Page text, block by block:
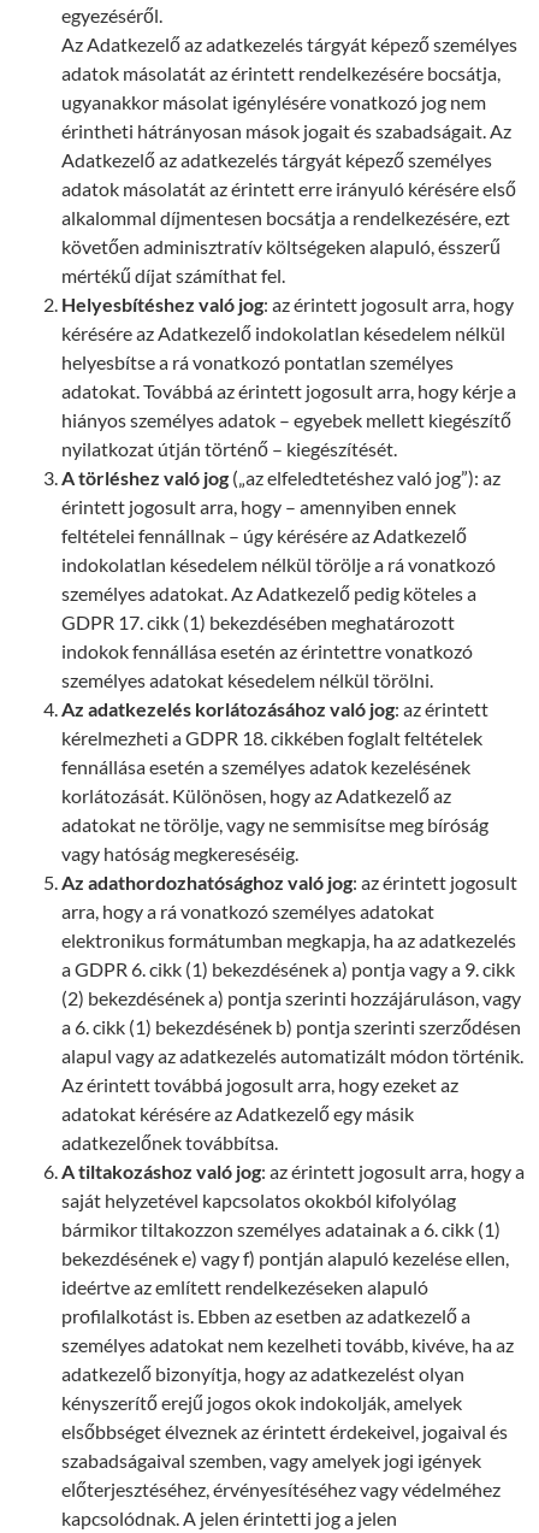
egyezéséről.
Az Adatkezelő az adatkezelés tárgyát képező személyes
adatok másolatát az érintett rendelkezésére bocsátja,
ugyanakkor másolat igénylésére vonatkozó jog nem
érintheti hátrányosan mások jogait és szabadságait. Az
Adatkezelő az adatkezelés tárgyát képező személyes
adatok másolatát az érintett erre irányuló kérésére első
alkalommal díjmentesen bocsátja a rendelkezésére, ezt
követően adminisztratív költségeken alapuló, ésszerű
mértékű díjat számíthat fel.
Helyesbítéshez való jog: az érintett jogosult arra, hogy
kérésére az Adatkezelő indokolatlan késedelem nélkül
helyesbítse a rá vonatkozó pontatlan személyes
adatokat. Továbbá az érintett jogosult arra, hogy kérje a
hiányos személyes adatok – egyebek mellett kiegészítő
nyilatkozat útján történő – kiegészítését.
A törléshez való jog („az elfeledtetéshez való jog”): az
érintett jogosult arra, hogy – amennyiben ennek
feltételei fennállnak – úgy kérésére az Adatkezelő
indokolatlan késedelem nélkül törölje a rá vonatkozó
személyes adatokat. Az Adatkezelő pedig köteles a
GDPR 17. cikk (1) bekezdésében meghatározott
indokok fennállása esetén az érintettre vonatkozó
személyes adatokat késedelem nélkül törölni.
Az adatkezelés korlátozásához való jog: az érintett
kérelmezheti a GDPR 18. cikkében foglalt feltételek
fennállása esetén a személyes adatok kezelésének
korlátozását. Különösen, hogy az Adatkezelő az
adatokat ne törölje, vagy ne semmisítse meg bíróság
vagy hatóság megkereséséig.
Az adathordozhatósághoz való jog: az érintett jogosult
arra, hogy a rá vonatkozó személyes adatokat
elektronikus formátumban megkapja, ha az adatkezelés
a GDPR 6. cikk (1) bekezdésének a) pontja vagy a 9. cikk
(2) bekezdésének a) pontja szerinti hozzájáruláson, vagy
a 6. cikk (1) bekezdésének b) pontja szerinti szerződésen
alapul vagy az adatkezelés automatizált módon történik.
Az érintett továbbá jogosult arra, hogy ezeket az
adatokat kérésére az Adatkezelő egy másik
adatkezelőnek továbbítsa.
A tiltakozáshoz való jog: az érintett jogosult arra, hogy a
saját helyzetével kapcsolatos okokból kifolyólag
bármikor tiltakozzon személyes adatainak a 6. cikk (1)
bekezdésének e) vagy f) pontján alapuló kezelése ellen,
ideértve az említett rendelkezéseken alapuló
profilalkotást is. Ebben az esetben az adatkezelő a
személyes adatokat nem kezelheti tovább, kivéve, ha az
adatkezelő bizonyítja, hogy az adatkezelést olyan
kényszerítő erejű jogos okok indokolják, amelyek
elsőbbséget élveznek az érintett érdekeivel, jogaival és
szabadságaival szemben, vagy amelyek jogi igények
előterjesztéséhez, érvényesítéséhez vagy védelméhez
kapcsolódnak. A jelen érintetti jog a jelen